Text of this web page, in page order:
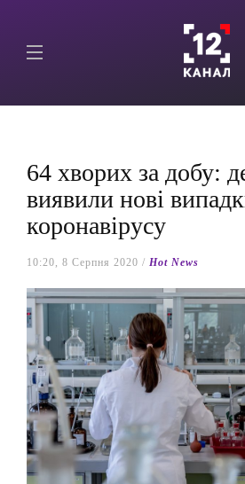
64 хворих за добу:
виявили нові
коронавірусу
10:20, 8 Серпня 2020 / Hot News